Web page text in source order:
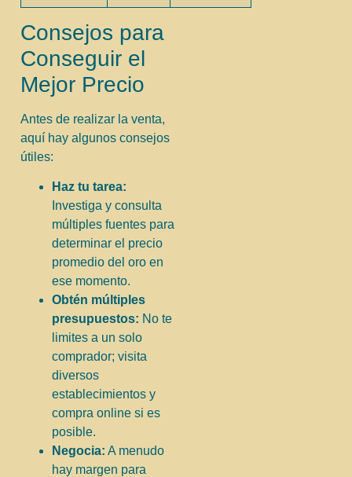
Consejos para
Conseguir el
Mejor Precio
Antes de realizar la venta,
aquí hay algunos consejos
útiles:
Haz tu tarea:
Investiga y consulta
múltiples fuentes para
determinar el precio
promedio del oro en
ese momento.
Obtén múltiples
presupuestos: No te
limites a un solo
comprador; visita
diversos
establecimientos y
compra online si es
posible.
Negocia: A menudo
hay margen para